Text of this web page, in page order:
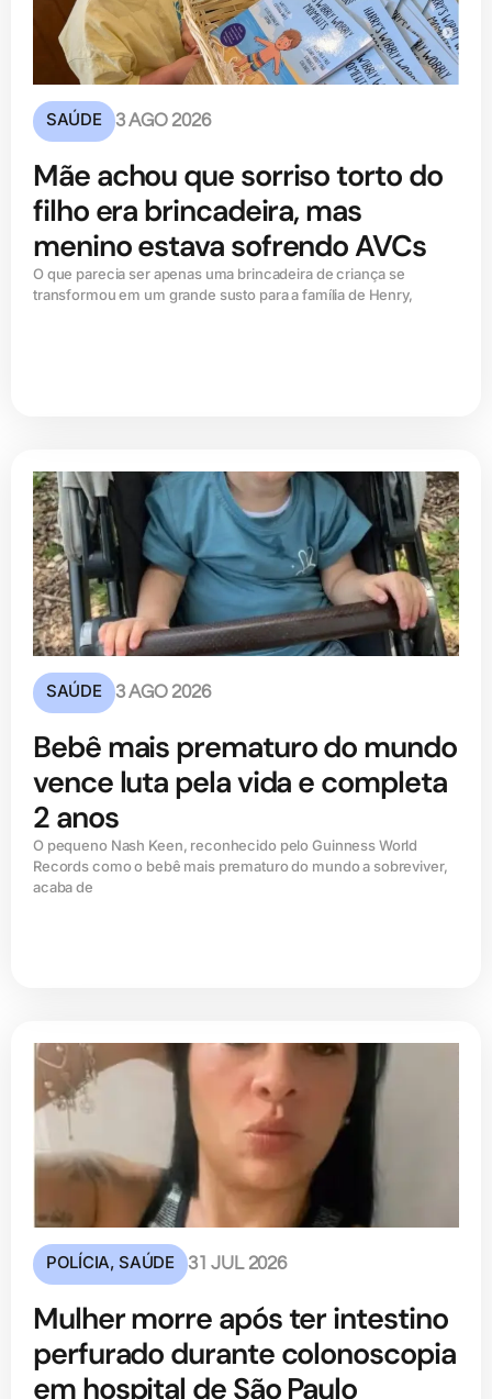
SAÚDE 3 AGO 2026
Mãe achou que sorriso torto do
filho era brincadeira, mas
menino estava sofrendo AVCs
O que parecia ser apenas uma brincadeira de criança se
transformou em um grande susto para a família de Henry,
SAÚDE 3 AGO 2026
Bebê mais prematuro do mundo
vence luta pela vida e completa
2 anos
O pequeno Nash Keen, reconhecido pelo Guinness World
Records como o bebê mais prematuro do mundo a sobreviver,
acaba de
POLÍCIA,SAÚDE 31 JUL 2026
Mulher morre após ter intestino
perfurado durante colonoscopia
em hospital de São Paulo